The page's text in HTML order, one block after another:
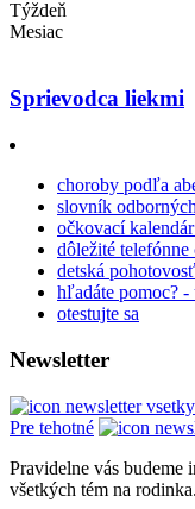
Týždeň
Mesiac
Sprievodca liekmi
choroby podľa
slovník
očkovací
dôležité telefónne
detská
hľadáte pomoc?
otestujte sa
Newsletter
Pre tehotné
Pravidelne vás
všetkých tém na